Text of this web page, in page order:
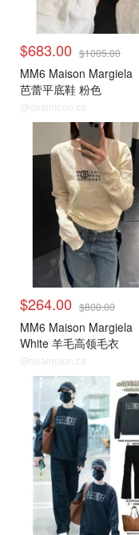
$683.00 $1005.00
MM6 Maison Margiela
芭蕾平底鞋 粉色
@dealmoon.ca
$264.00 $800.00
MM6 Maison Margiela
White 羊毛高领毛衣
@dealmoon.ca